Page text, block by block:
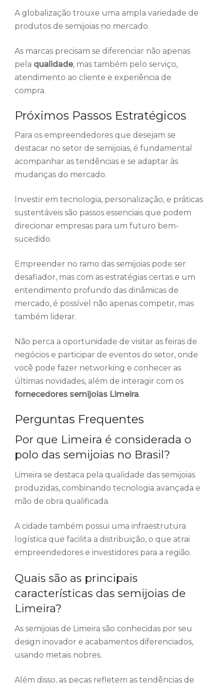
A globalização trouxe uma ampla variedade de
produtos de semijoias no mercado.
As marcas precisam se diferenciar não apenas
pela qualidade, mas também pelo serviço,
atendimento ao cliente e experiência de
compra.
Próximos Passos Estratégicos
Para os empreendedores que desejam se
destacar no setor de semijoias, é fundamental
acompanhar as tendências e se adaptar às
mudanças do mercado.
Investir em tecnologia, personalização, e práticas
sustentáveis são passos essenciais que podem
direcionar empresas para um futuro bem-
sucedido.
Empreender no ramo das semijoias pode ser
desafiador, mas com as estratégias certas e um
entendimento profundo das dinâmicas de
mercado, é possível não apenas competir, mas
também liderar.
Não perca a oportunidade de visitar as feiras de
negócios e participar de eventos do setor, onde
você pode fazer networking e conhecer as
últimas novidades, além de interagir com os
fornecedores semijoias Limeira.
Perguntas Frequentes
Por que Limeira é considerada o
polo das semijoias no Brasil?
Limeira se destaca pela qualidade das semijoias
produzidas, combinando tecnologia avançada e
mão de obra qualificada.
A cidade também possui uma infraestrutura
logística que facilita a distribuição, o que atrai
empreendedores e investidores para a região.
Quais são as principais
características das semijoias de
Limeira?
As semijoias de Limeira são conhecidas por seu
design inovador e acabamentos diferenciados,
usando metais nobres.
Além disso, as peças refletem as tendências de